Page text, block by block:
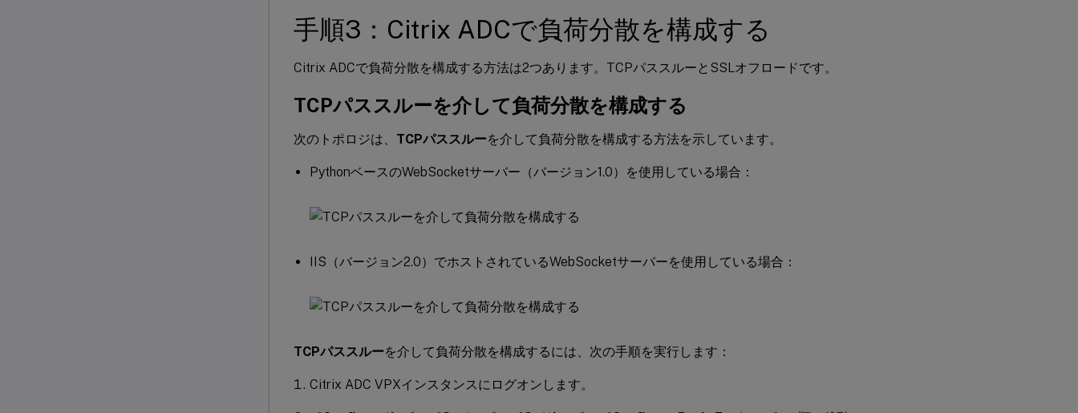
手順3：Citrix ADCで負荷分散を構成する
Citrix ADCで負荷分散を構成する方法は2つあります。TCPパススルーとSSLオフロードです。
TCPパススルーを介して負荷分散を構成する
次のトポロジは、 TCPパススルーを介して負荷分散を構成する方法を示しています。
PythonベースのWebSocketサーバー（バージョン1.0）を使用している場合：
IIS（バージョン2.0）でホストされているWebSocketサーバーを使用している場合：
TCPパススルーを介して負荷分散を構成するには、次の手順を実行します：
Citrix ADC VPXインスタンスにログオンします。